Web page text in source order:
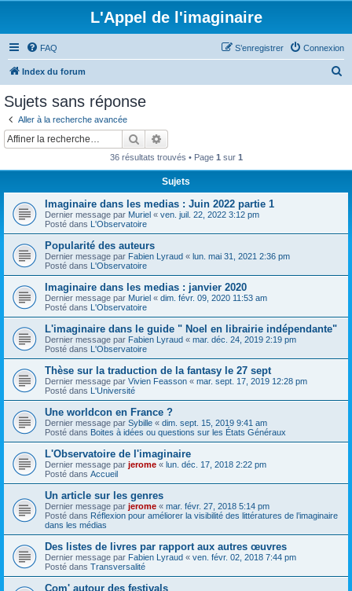
L'Appel de l'imaginaire
FAQ Connexion
S’enregistrer
Index du forum
Sujets sans réponse
Aller à la recherche avancée
Rechercher
36 résultats trouvés • Page 1 sur 1
Sujets
Imaginaire dans les medias : Juin 2022 partie 1
Dernier message par Muriel « ven. juil. 22, 2022 3:12 pm
Posté dans L'Observatoire
Popularité des auteurs
Dernier message par Fabien Lyraud « lun. mai 31, 2021 2:36 pm
Posté dans L'Observatoire
Imaginaire dans les medias : janvier 2020
Dernier message par Muriel « dim. févr. 09, 2020 11:53 am
Posté dans L'Observatoire
L'imaginaire dans le guide " Noel en librairie indépendante"
Dernier message par Fabien Lyraud « mar. déc. 24, 2019 2:19 pm
Posté dans L'Observatoire
Thèse sur la traduction de la fantasy le 27 sept
Dernier message par Vivien Feasson « mar. sept. 17, 2019 12:28 pm
Posté dans L'Université
Une worldcon en France ?
Dernier message par Sybille « dim. sept. 15, 2019 9:41 am
Posté dans Boites à idées ou questions sur les États Généraux
L'Observatoire de l'imaginaire
Dernier message par jerome « lun. déc. 17, 2018 2:22 pm
Posté dans Accueil
Un article sur les genres
Dernier message par jerome « mar. févr. 27, 2018 5:14 pm
Posté dans Réflexion pour améliorer la visibilité des littératures de l’imaginaire
dans les médias
Des listes de livres par rapport aux autres œuvres
Dernier message par Fabien Lyraud « ven. févr. 02, 2018 7:44 pm
Posté dans Transversalité
Com' autour des festivals